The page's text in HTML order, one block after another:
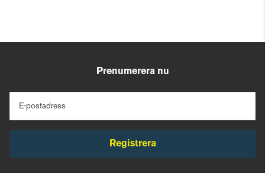
Prenumerera nu
E-postadress
Registrera